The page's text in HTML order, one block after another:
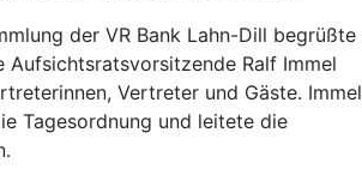
der VR Bank Lahn-Dill begrüßte
Ralf Immel
Vertreter und Gäste. Immel
Tagesordnung und leitete die